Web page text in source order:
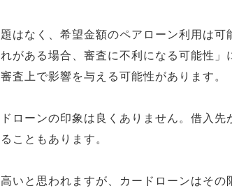
はなく、希望金額のペアローン利用は可
がある場合、審査に不利になる可能性」
査上で影響を与える可能性があります。
ローンの印象は良くありません。借入先
こともあります。
いと思われますが、カードローンはその